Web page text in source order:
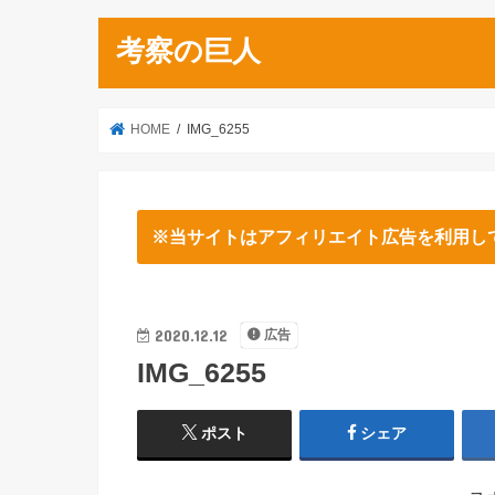
考察の巨人
HOME IMG_6255
※当サイトはアフィリエイト広告を利用し
2020.12.12 広告
IMG_6255
ポスト シェア